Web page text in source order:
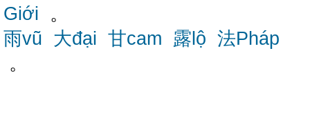
Giới 。
雨vũ 大đại 甘cam 露lộ 法Pháp
。